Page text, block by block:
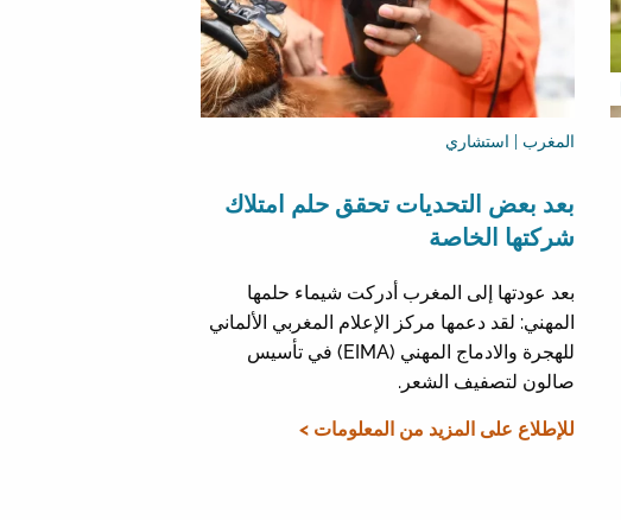
المغرب | استشاري
بعد بعض التحديات تحقق حلم امتلاك
شركتها الخاصة
بعد عودتها إلى المغرب أدركت شيماء حلمها
المهني: لقد دعمها مركز الإعلام المغربي الألماني
للهجرة والادماج المهني (EIMA) في تأسيس
صالون لتصفيف الشعر.
للإطلاع على المزيد من المعلومات >